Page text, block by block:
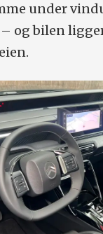
under
og bilen